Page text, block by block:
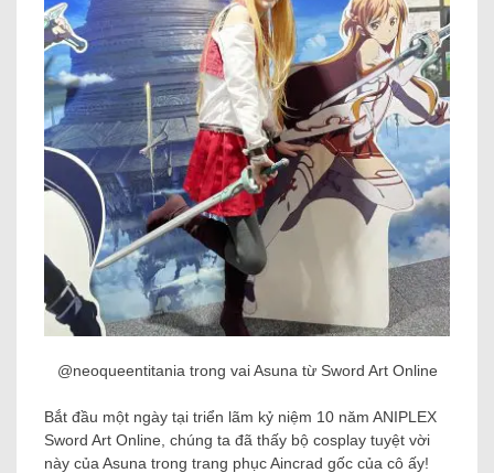
@neoqueentitania trong vai Asuna từ Sword Art Online
Bắt đầu một ngày tại triển lãm kỷ niệm 10 năm ANIPLEX
Sword Art Online, chúng ta đã thấy bộ cosplay tuyệt vời
này của Asuna trong trang phục Aincrad gốc của cô ấy!